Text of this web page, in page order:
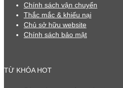
Chính sách vận chuyển
Thắc mắc & khiếu nại
Chủ sở hữu website
Chính sách bảo mật
TỪ KHÓA HOT